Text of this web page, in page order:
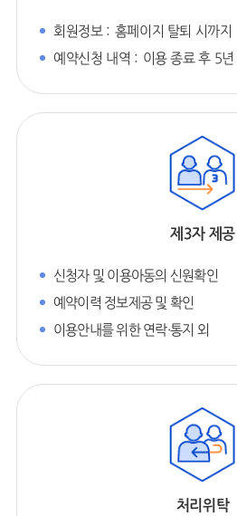
회원정보 : 홈페이지 탈퇴 시까지
예약신청 내역 : 이용 종료 후 5년
제3자 제공
신청자 및 이용아동의 신원확인
예약이력 정보제공 및 확인
이용안내를 위한 연락·통지 외
처리위탁